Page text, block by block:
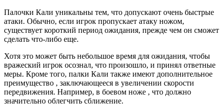
Палочки Кали уникальны тем, что допускают очень быстрые
атаки. Обычно, если игрок пропускает атаку ножом,
существует короткий период ожидания, прежде чем он сможет
сделать что-либо еще.
Хотя это может быть небольшое время для ожидания, чтобы
вражеский игрок осознал, что произошло, и принял ответные
меры. Кроме того, палки Кали также имеют дополнительное
преимущество , заключающееся в увеличении скорости
передвижения. Например, в боевом ноже , что должно
значительно облегчить сближение.